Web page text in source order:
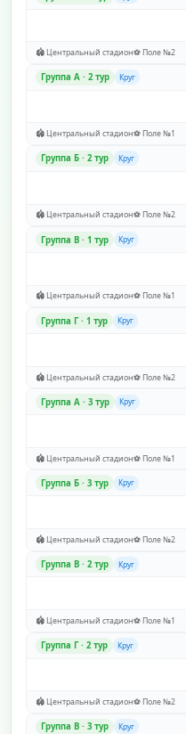
🏟️ Центральный стадион⚽ Поле №2
Группа A · 2 тур Круг
🏟️ Центральный стадион⚽ Поле №1
Группа Б · 2 тур Круг
🏟️ Центральный стадион⚽ Поле №2
Группа В · 1 тур Круг
🏟️ Центральный стадион⚽ Поле №1
Группа Г · 1 тур Круг
🏟️ Центральный стадион⚽ Поле №2
Группа A · 3 тур Круг
🏟️ Центральный стадион⚽ Поле №1
Группа Б · 3 тур Круг
🏟️ Центральный стадион⚽ Поле №2
Группа В · 2 тур Круг
🏟️ Центральный стадион⚽ Поле №1
Группа Г · 2 тур Круг
🏟️ Центральный стадион⚽ Поле №2
Группа В · 3 тур Круг